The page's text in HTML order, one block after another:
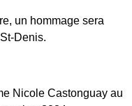
un hommage sera
Denis.
Nicole Castonguay au